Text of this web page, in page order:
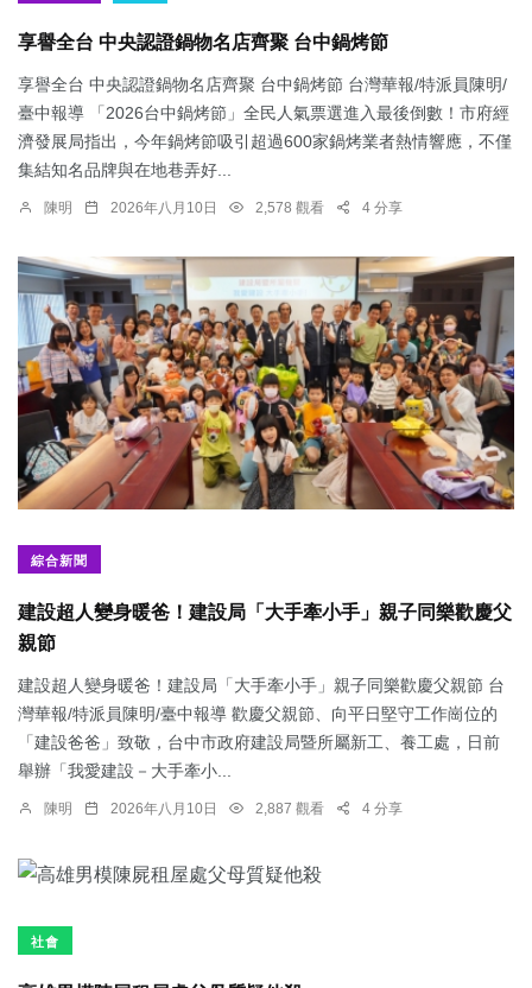
享譽全台 中央認證鍋物名店齊聚 台中鍋烤節
享譽全台 中央認證鍋物名店齊聚 台中鍋烤節 台灣華報/特派員陳明/
臺中報導 「2026台中鍋烤節」全民人氣票選進入最後倒數！市府經
濟發展局指出，今年鍋烤節吸引超過600家鍋烤業者熱情響應，不僅
集結知名品牌與在地巷弄好...
陳明 2026年八月10日 2,578 觀看 4 分享
綜合新聞
建設超人變身暖爸！建設局「大手牽小手」親子同樂歡慶父
親節
建設超人變身暖爸！建設局「大手牽小手」親子同樂歡慶父親節 台
灣華報/特派員陳明/臺中報導 歡慶父親節、向平日堅守工作崗位的
「建設爸爸」致敬，台中市政府建設局暨所屬新工、養工處，日前
舉辦「我愛建設－大手牽小...
陳明 2026年八月10日 2,887 觀看 4 分享
社會